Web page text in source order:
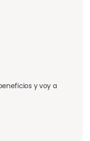
y voy a